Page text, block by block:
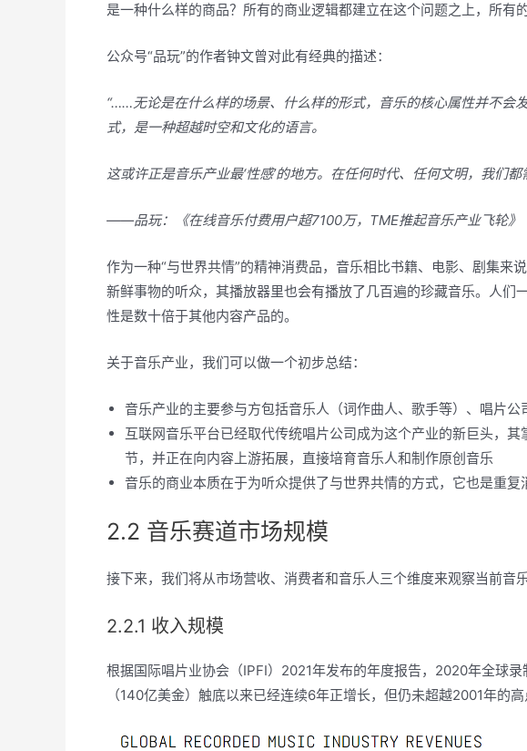
是一种什么样的商品？所有的商业逻辑都建立在这个问题之上，所有
公众号“品玩”的作者钟文曾对此有经典的描述：
“……无论是在什么样的场景、什么样的形式，音乐的核心属性并不
式，是一种超越时空和文化的语言。
这或许正是音乐产业最‘性感’的地方。在任何时代、任何文明，我们
——品玩：《在线音乐付费用户超7100万，TME推起音乐产业飞轮》
作为一种“与世界共情”的精神消费品，音乐相比书籍、电影、剧集来
新鲜事物的听众，其播放器里也会有播放了几百遍的珍藏音乐。人们
性是数十倍于其他内容产品的。
关于音乐产业，我们可以做一个初步总结：
音乐产业的主要参与方包括音乐人（词作曲人、歌手等）、唱片
互联网音乐平台已经取代传统唱片公司成为这个产业的新巨头，
节，并正在向内容上游拓展，直接培育音乐人和制作原创音乐
音乐的商业本质在于为听众提供了与世界共情的方式，它也是重
2.2 音乐赛道市场规模
接下来，我们将从市场营收、消费者和音乐人三个维度来观察当前音
2.2.1 收入规模
根据国际唱片业协会（IPFI）2021年发布的年度报告，2020年全球
（140亿美金）触底以来已经连续6年正增长，但仍未超越2001年的高